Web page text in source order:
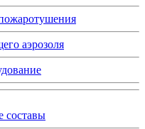
аэрозоля
составы